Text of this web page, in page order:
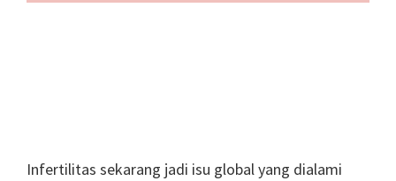
Infertilitas sekarang jadi isu global yang dialami